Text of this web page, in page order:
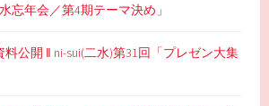
忘年会／第4期テーマ決め」
公開 ‖ ni-sui(二水)第31回「プレゼン大集